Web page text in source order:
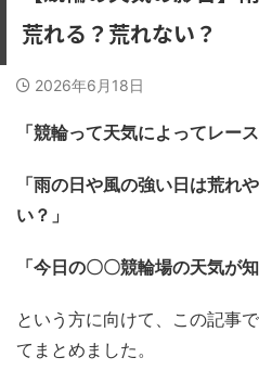
荒れる？荒れない？
2026年6月18日
「競輪って天気によってレー
「雨の日や風の強い日は荒れ
い？」
「今日の〇〇競輪場の天気が
という方に向けて、この記事
てまとめました。